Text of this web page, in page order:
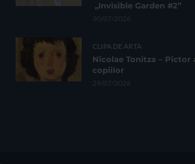
„Invisible Garden #2”
30/07/2026
CLIPA DE ARTA
Nicolae Tonitza – Pictor
copiilor
29/07/2026